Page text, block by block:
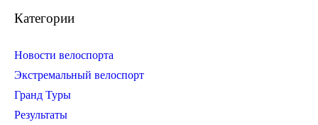
Категории
Новости велоспорта
Экстремальный велоспорт
Гранд Туры
Результаты